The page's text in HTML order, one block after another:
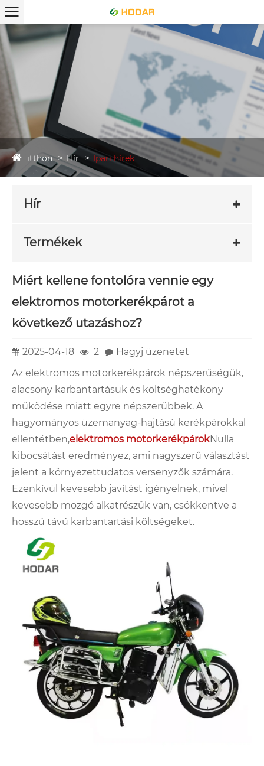
itthon Hír Ipari hírek
Hír
Termékek
Miért kellene fontolóra vennie egy
elektromos motorkerékpárot a
következő utazáshoz?
2025-04-18 2
Hagyj üzenetet
Az elektromos motorkerékpárok népszerűségük,
alacsony karbantartásuk és költséghatékony
működése miatt egyre népszerűbbek. A
hagyományos üzemanyag-hajtású kerékpárokkal
ellentétben,elektromos motorkerékpárokNulla
kibocsátást eredményez, ami nagyszerű választást
jelent a környezettudatos versenyzők számára.
Ezenkívül kevesebb javítást igényelnek, mivel
kevesebb mozgó alkatrészük van, csökkentve a
hosszú távú karbantartási költségeket.